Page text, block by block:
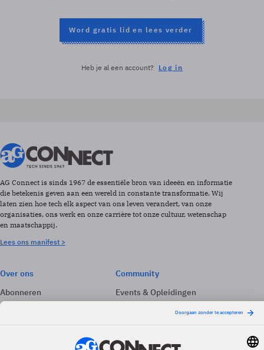
Word gratis lid en lees verder
Heb je al een account? Log in
AG Connect is sinds 1967 de essentiële bron van ideeën en informatie
die betekenis geven aan een wereld in constante transformatie. Wij
laten zien hoe tech elk aspect van ons leven verandert, van onze
organisaties, ons werk en onze carrière tot onze cultuur, wetenschap
en maatschappij.
Lees ons manifest >
Over ons
Abonneren
Adverteren
Community
Events & Opleidingen